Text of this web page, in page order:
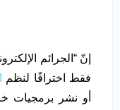
إنّ “الجرائم
فقط اختراقًا لنظم
أو نشر برمجيات